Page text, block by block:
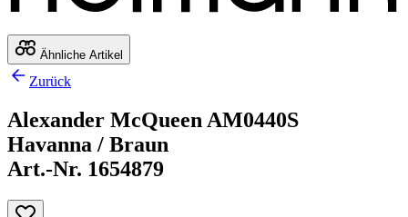
Ähnliche Artikel
Zurück
Alexander McQueen AM0440S
Havanna / Braun
Art.-Nr. 1654879